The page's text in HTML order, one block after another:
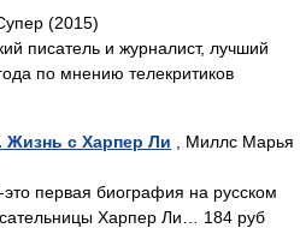
(2015)
писатель и журналист, лучший
по мнению телекритиков
Жизнь с Харпер Ли , Миллс Марья
первая биография на русском
Харпер Ли… 184 руб